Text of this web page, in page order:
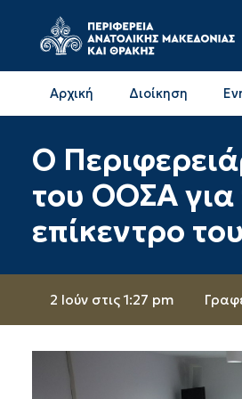
Αρχική Διοίκηση
Ο
του ΟΟΣΑ
επίκεντρο
2 Ιούν στις 1:27 pm